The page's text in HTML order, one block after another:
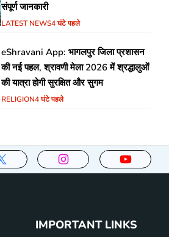
संपूर्ण जानकारी
LATEST NEWS4 घंटे पहले
eShravani App: भागलपुर जिला प्रशासन
की नई पहल, श्रावणी मेला 2026 में श्रद्धालुओं
की यात्रा होगी सुरक्षित और सुगम
RELIGION4 घंटे पहले
IMPORTANT LINKS